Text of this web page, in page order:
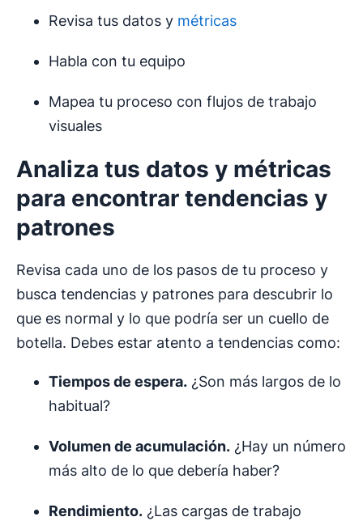
Revisa tus datos y métricas
Habla con tu equipo
Mapea tu proceso con flujos de trabajo
visuales
Analiza tus datos y métricas
para encontrar tendencias y
patrones
Revisa cada uno de los pasos de tu proceso y
busca tendencias y patrones para descubrir lo
que es normal y lo que podría ser un cuello de
botella. Debes estar atento a tendencias como:
Tiempos de espera. ¿Son más largos de lo
habitual?
Volumen de acumulación. ¿Hay un número
más alto de lo que debería haber?
Rendimiento. ¿Las cargas de trabajo